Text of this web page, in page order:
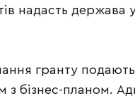
надасть держава
гранту
з бізнес-планом.